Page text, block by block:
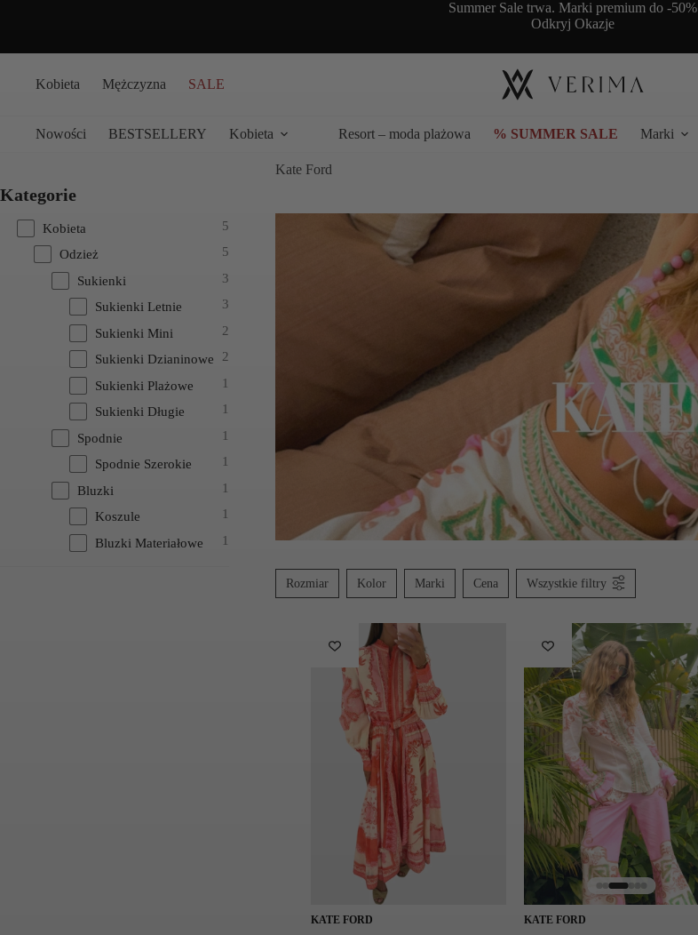
Summer Sale trwa. Marki premium do -50%
Odkryj Okazje
Kobieta Mężczyzna SALE
Nowości BESTSELLERY Kobieta Resort – moda plażowa % SUMMER SALE Marki
Kate Ford
Rozmiar Kolor Marki Cena Wszystkie filtry
KATE FORD KATE FORD
Kategorie
Kobieta 5
Odzież 5
Sukienki 3
Sukienki Letnie 3
Sukienki Mini 2
Sukienki Dzianinowe 2
Sukienki Plażowe 1
Sukienki Długie 1
Spodnie 1
Spodnie Szerokie 1
Bluzki 1
Koszule 1
Bluzki Materiałowe 1